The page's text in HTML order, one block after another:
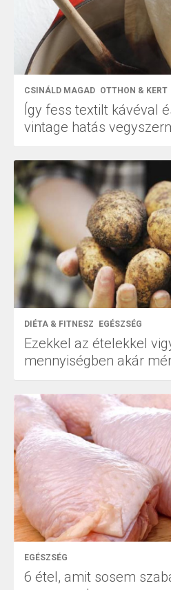
CSINÁLD MAGAD OTTHON & KERT
Így fess textilt kávéval
vintage hatás
DIÉTA & FITNESZ EGÉSZSÉG
Ezekkel az ételekkel
mennyiségben akár
EGÉSZSÉG
6 étel, amit sosem